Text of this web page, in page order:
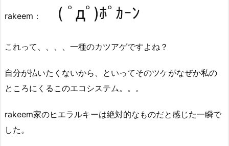
rakeem： ( ﾟдﾟ)ﾎﾟｶｰﾝ
これって、、、、一種のカツアゲですよね？
自分が払いたくないから、といってそのツケがなぜか私の
ところにくるこのエコシステム。。。
rakeem家のヒエラルキーは絶対的なものだと感じた一瞬で
した。